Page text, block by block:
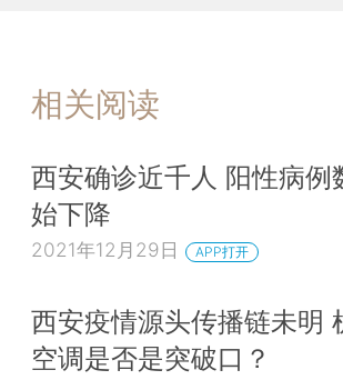
相关阅读
西安确诊近千人 阳性病例
始下降
2021年12月29日 APP打开
西安疫情源头传播链未明
空调是否是突破口？